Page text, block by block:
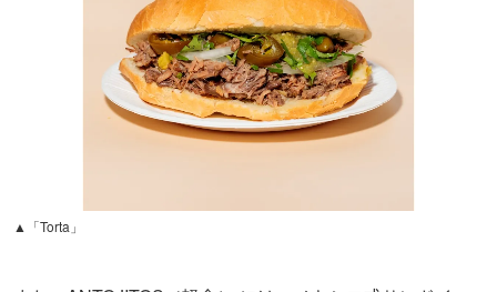
▲「Torta」